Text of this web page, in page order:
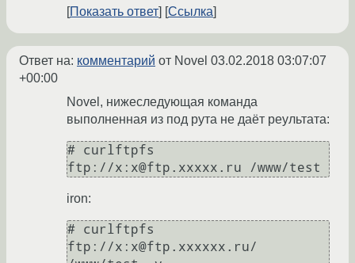
Показать ответ Ссылка
Ответ на: комментарий от Novel 03.02.2018 03:07:07
+00:00
Novel, нижеследующая команда
выполненная из под рута не даёт реультата:
# curlftpfs
iron:
# curlftpfs
ftp://x:x@ftp.xxxxxx.ru/